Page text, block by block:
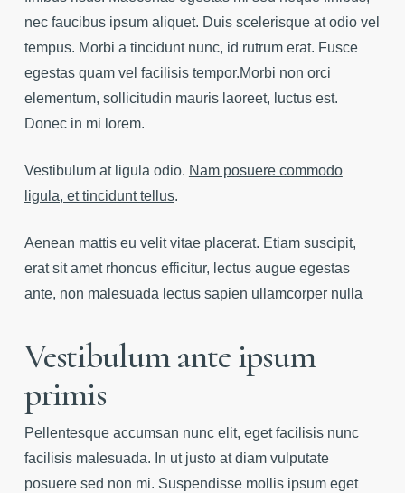
nec faucibus ipsum aliquet. Duis scelerisque at odio vel
tempus. Morbi a tincidunt nunc, id rutrum erat. Fusce
egestas quam vel facilisis tempor.Morbi non orci
elementum, sollicitudin mauris laoreet, luctus est.
Donec in mi lorem.
Vestibulum at ligula odio. Nam posuere commodo
ligula, et tincidunt tellus.
Aenean mattis eu velit vitae placerat. Etiam suscipit,
erat sit amet rhoncus efficitur, lectus augue egestas
ante, non malesuada lectus sapien ullamcorper nulla
Vestibulum ante ipsum
primis
Pellentesque accumsan nunc elit, eget facilisis nunc
facilisis malesuada. In ut justo at diam vulputate
posuere sed non mi. Suspendisse mollis ipsum eget